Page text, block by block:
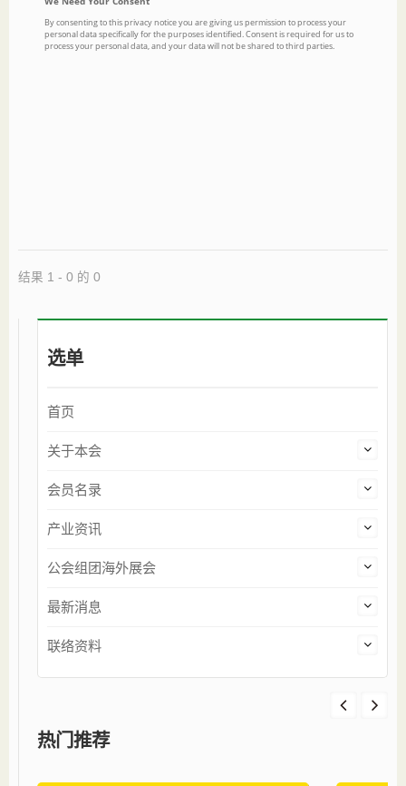
结果 1 - 0 的 0
选单
首页
关于本会
会员名录
产业资讯
公会组团海外展会
最新消息
联络资料
热门推荐